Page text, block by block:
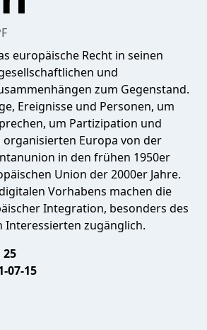
europäische Recht in seinen
und
zum Gegenstand.
Ereignisse und Personen, um
um Partizipation und
Europa von der
in den frühen 1950er
Union der 2000er Jahre.
Vorhabens machen die
Integration, besonders des
Interessierten zugänglich.
25
07-15